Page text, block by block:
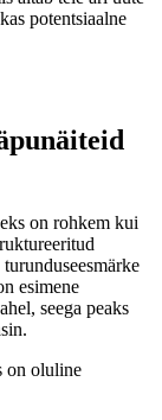
potentsiaalne
on rohkem kui
esimene
seega peaks
on oluline